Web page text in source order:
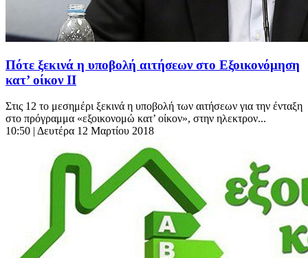
Πότε ξεκινά η υποβολή αιτήσεων στο Εξοικονόμηση
κατ’ οίκον ΙΙ
Στις 12 το μεσημέρι ξεκινά η υποβολή των αιτήσεων για την ένταξη
στο πρόγραμμα «εξοικονομώ κατ’ οίκον», στην ηλεκτρον...
10:50 | Δευτέρα 12 Μαρτίου 2018